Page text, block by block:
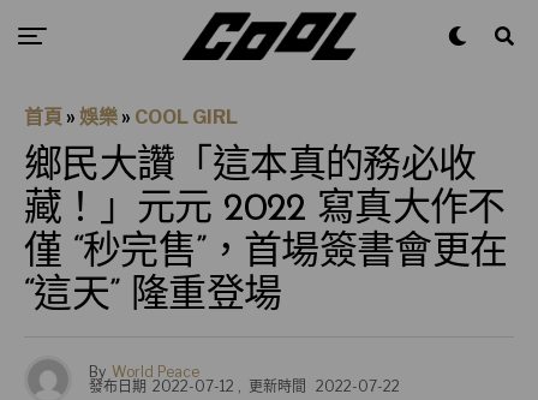
首頁 » 娛樂 » COOL GIRL
鄉民大讚「這本真的務必收
藏！」元元 2022 寫真大作不
僅 “秒完售”，首場簽書會更在
“這天” 隆重登場
By World Peace
發布日期 2022-07-12 , 更新時間 2022-07-22